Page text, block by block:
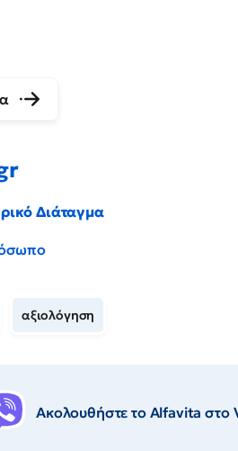
Διάταγμα
αξιολόγηση
Ακολουθήστε το Αlfavita στο